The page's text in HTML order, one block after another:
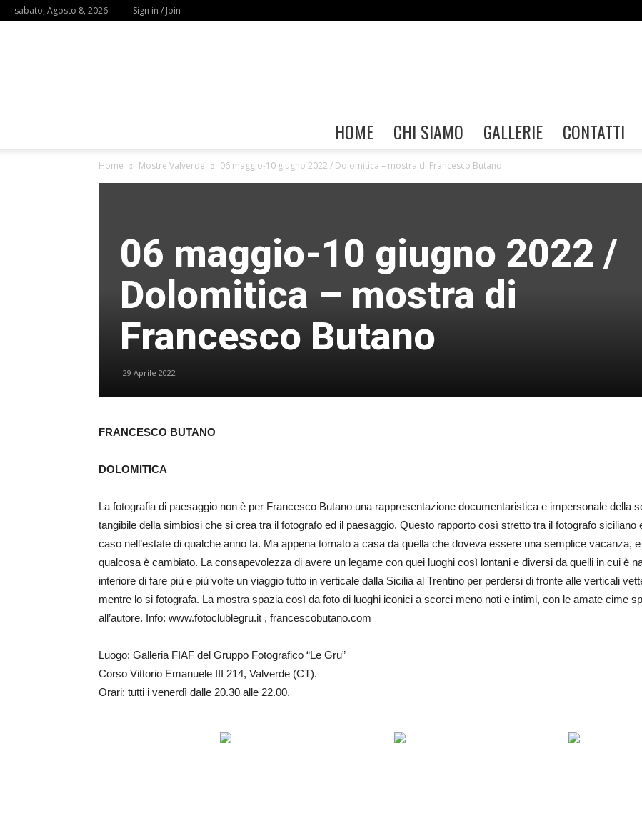
sabato, Agosto 8, 2026 Sign in / Join
HOME CHI SIAMO GALLERIE CONTATTI
Home Mostre Valverde 06 maggio-10 giugno 2022 / Dolomitica – mostra di Francesco Butano
06 maggio-10 giugno 2022 /
Dolomitica – mostra di
Francesco Butano
29 Aprile 2022
FRANCESCO BUTANO
DOLOMITICA
La fotografia di paesaggio non è per Francesco Butano una rappresentazione documentaristica e impersonale della
tangibile della simbiosi che si crea tra il fotografo ed il paesaggio. Questo rapporto così stretto tra il fotografo
caso nell’estate di qualche anno fa. Ma appena tornato a casa da quella che doveva essere una semplice vacanza,
qualcosa è cambiato. La consapevolezza di avere un legame con quei luoghi così lontani e diversi da quelli in cui è
interiore di fare più e più volte un viaggio tutto in verticale dalla Sicilia al Trentino per perdersi di fronte alle verticali
mentre lo si fotografa. La mostra spazia così da foto di luoghi iconici a scorci meno noti e intimi, con le amate cime
all’autore. Info: www.fotoclublegru.it , francescobutano.com
Luogo: Galleria FIAF del Gruppo Fotografico “Le Gru”
Corso Vittorio Emanuele III 214, Valverde (CT).
Orari: tutti i venerdì dalle 20.30 alle 22.00.